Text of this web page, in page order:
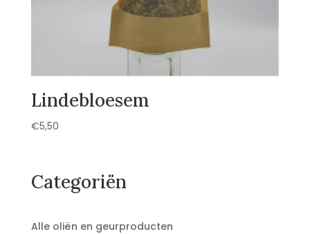
Lindebloesem
€5,50
Categoriën
Alle oliën en geurproducten